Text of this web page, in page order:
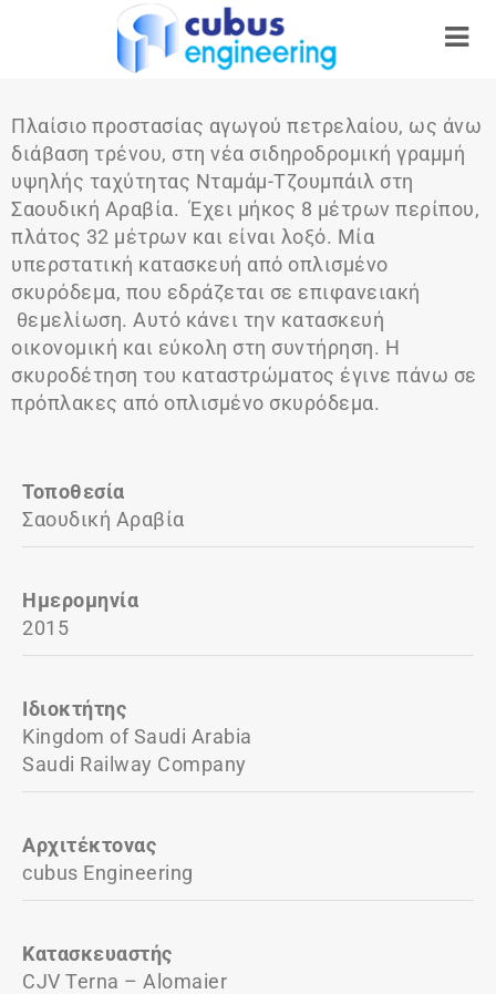
Πλαίσιο προστασίας αγωγού πετρελαίου, ως άνω
διάβαση τρένου, στη νέα σιδηροδρομική γραμμή
υψηλής ταχύτητας Νταμάμ-Τζουμπάιλ στη
Σαουδική Αραβία. Έχει μήκος 8 μέτρων περίπου,
πλάτος 32 μέτρων και είναι λοξό. Μία
υπερστατική κατασκευή από οπλισμένο
σκυρόδεμα, που εδράζεται σε επιφανειακή
θεμελίωση. Αυτό κάνει την κατασκευή
οικονομική και εύκολη στη συντήρηση. Η
σκυροδέτηση του καταστρώματος έγινε πάνω σε
πρόπλακες από οπλισμένο σκυρόδεμα.
Τοποθεσία
Σαουδική Αραβία
Ημερομηνία
2015
Ιδιοκτήτης
Kingdom of Saudi Arabia
Saudi Railway Company
Αρχιτέκτονας
cubus Engineering
Κατασκευαστής
CJV Terna – Alomaier